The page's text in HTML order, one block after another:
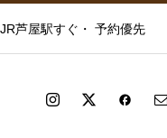
芦屋駅すぐ・ 予約優先